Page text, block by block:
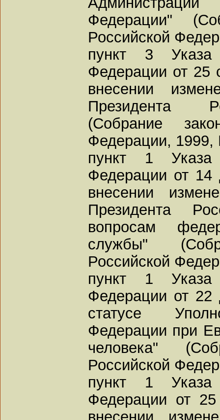
Федерации"
Российской
пункт 3 Указа
Федерации от 25
внесении
Президента
(Собрание
Федерации, 1999,
пункт 1 Указа
Федерации от 14
внесении
Президента
вопросам
службы"
Российской
пункт 1 Указа
Федерации от 22
статусе
Федерации при
человека"
Российской
пункт 1 Указа
Федерации от
внесении